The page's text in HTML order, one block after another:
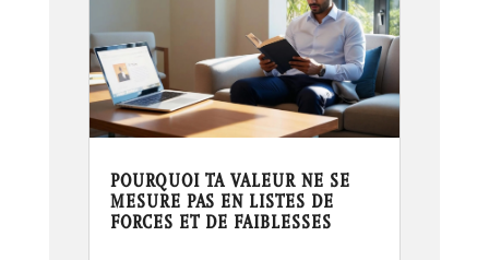
POURQUOI TA VALEUR NE SE
MESURE PAS EN LISTES DE
FORCES ET DE FAIBLESSES